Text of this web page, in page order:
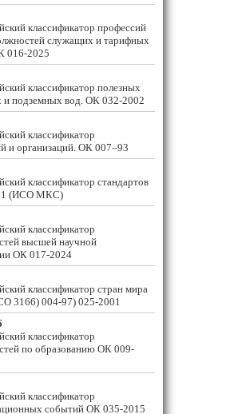
классификатор профессий
служащих и тарифных
016-2025
классификатор полезных
и подземных вод. ОК 032-2002
классификатор
и организаций. ОК 007–93
классификатор стандартов
(ИСО МКС)
классификатор
высшей научной
ОК 017-2024
классификатор стран мира
3166) 004-97) 025-2001
классификатор
по образованию ОК 009-
классификатор
событий ОК 035-2015